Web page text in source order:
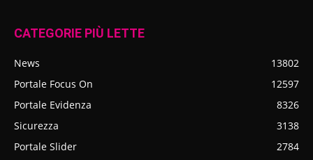
CATEGORIE PIÙ LETTE
News
13802
Portale Focus On
12597
Portale Evidenza
8326
Sicurezza
3138
Portale Slider
2784